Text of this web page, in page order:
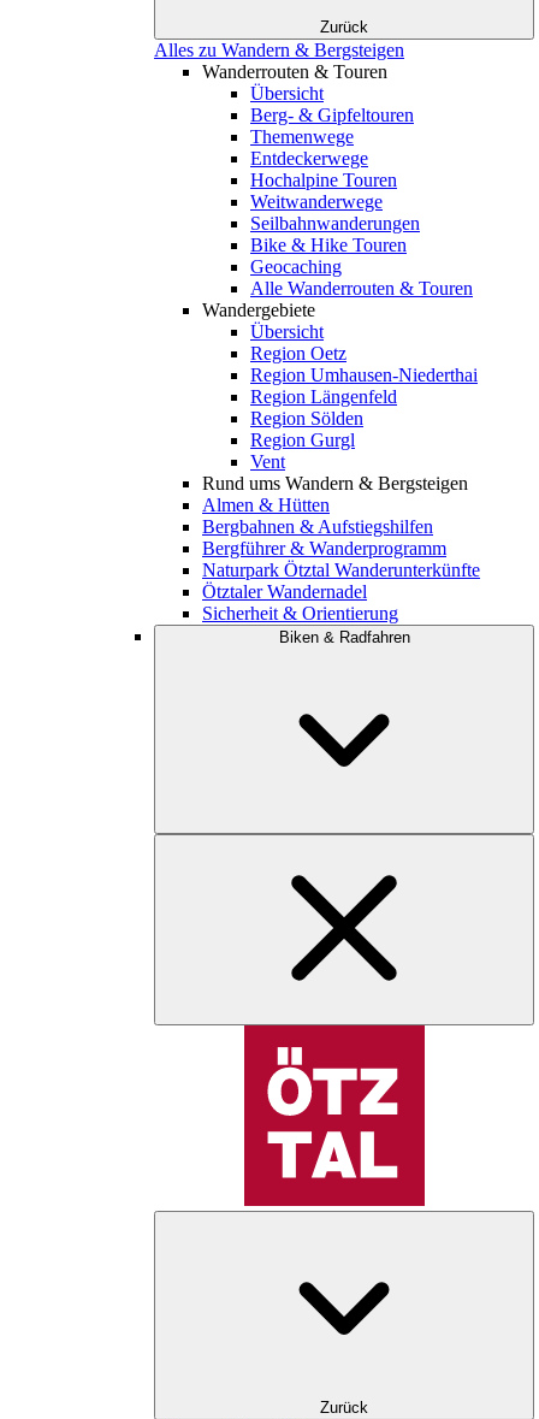
Zurück
Alles zu Wandern & Bergsteigen
Wanderrouten & Touren
Übersicht
Berg- & Gipfeltouren
Themenwege
Entdeckerwege
Hochalpine Touren
Weitwanderwege
Seilbahnwanderungen
Bike & Hike Touren
Geocaching
Alle Wanderrouten & Touren
Wandergebiete
Übersicht
Region Oetz
Region Umhausen-Niederthai
Region Längenfeld
Region Sölden
Region Gurgl
Vent
Rund ums Wandern & Bergsteigen
Almen & Hütten
Bergbahnen & Aufstiegshilfen
Bergführer & Wanderprogramm
Naturpark Ötztal Wanderunterkünfte
Ötztaler Wandernadel
Sicherheit & Orientierung
Biken & Radfahren
Zurück